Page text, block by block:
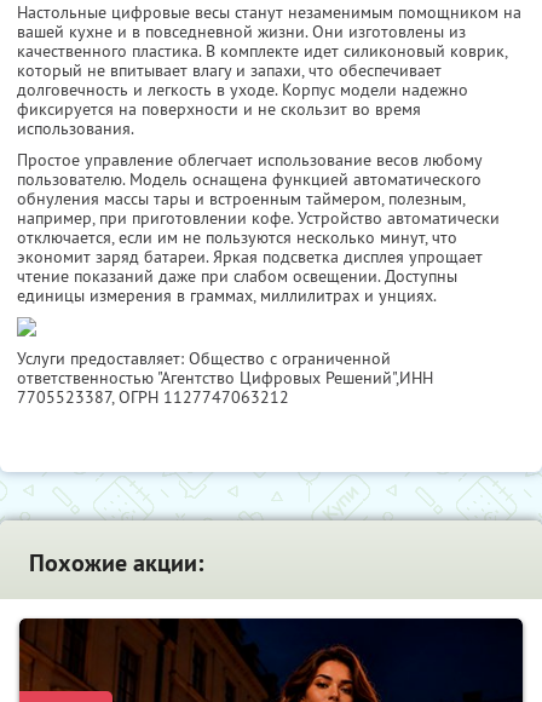
Настольные цифровые весы станут незаменимым помощником на
вашей кухне и в повседневной жизни. Они изготовлены из
качественного пластика. В комплекте идет силиконовый коврик,
который не впитывает влагу и запахи, что обеспечивает
долговечность и легкость в уходе. Корпус модели надежно
фиксируется на поверхности и не скользит во время
использования.
Простое управление облегчает использование весов любому
пользователю. Модель оснащена функцией автоматического
обнуления массы тары и встроенным таймером, полезным,
например, при приготовлении кофе. Устройство автоматически
отключается, если им не пользуются несколько минут, что
экономит заряд батареи. Яркая подсветка дисплея упрощает
чтение показаний даже при слабом освещении. Доступны
единицы измерения в граммах, миллилитрах и унциях.
Услуги предоставляет: Общество с ограниченной
ответственностью "Агентство Цифровых Решений",ИНН
7705523387, ОГРН 1127747063212
Похожие акции: